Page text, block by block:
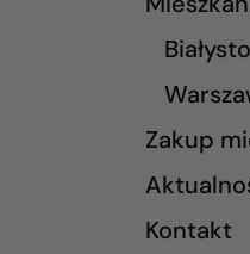
Zakup
Kontakt